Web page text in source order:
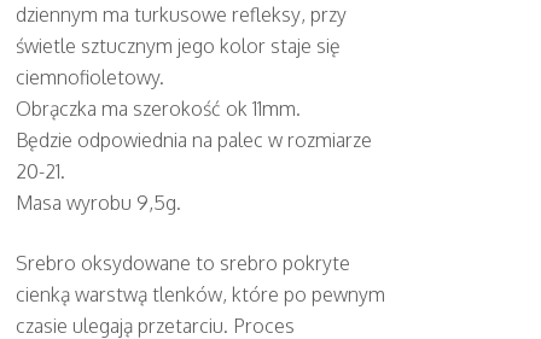
dziennym ma turkusowe refleksy, przy
świetle sztucznym jego kolor staje się
ciemnofioletowy.
Obrączka ma szerokość ok 11mm.
Będzie odpowiednia na palec w rozmiarze
20-21.
Masa wyrobu 9,5g.
Srebro oksydowane to srebro pokryte
cienką warstwą tlenków, które po pewnym
czasie ulegają przetarciu. Proces